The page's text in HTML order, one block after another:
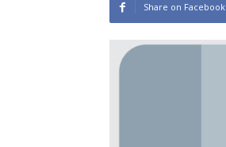
Share on Facebook